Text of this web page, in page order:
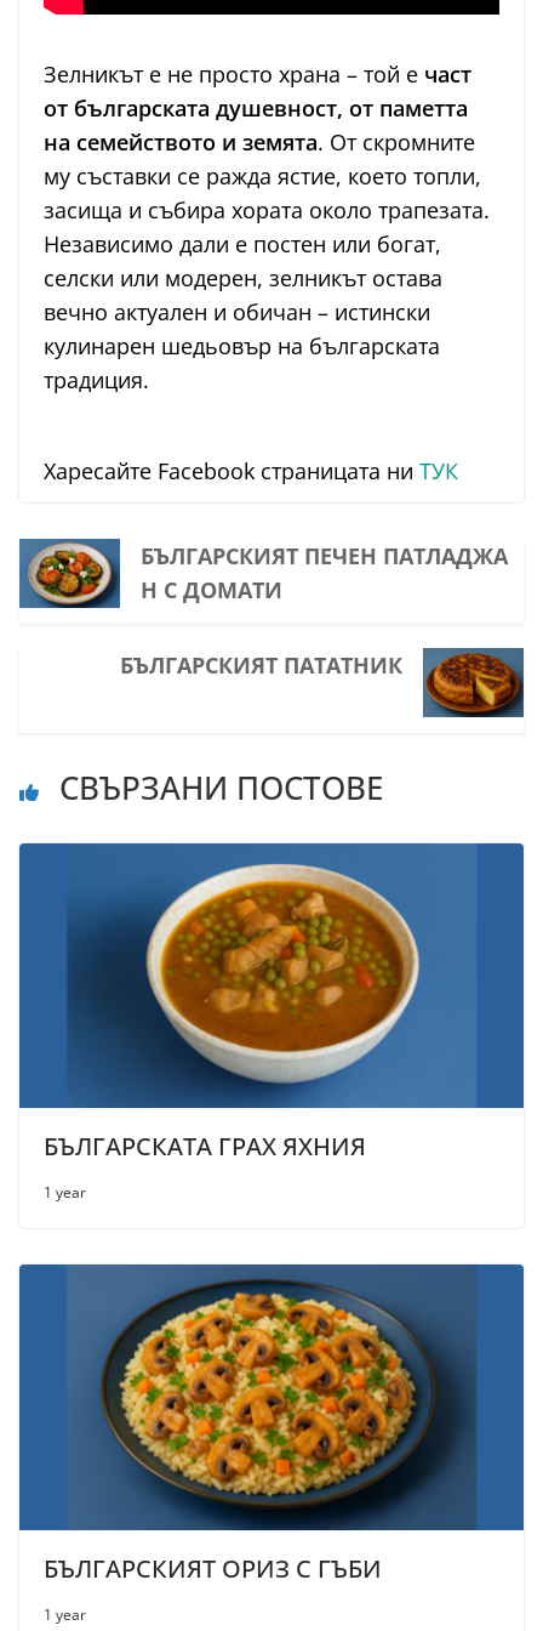
Зелникът е не просто храна – той е част
от българската душевност, от паметта
на семейството и земята. От скромните
му съставки се ражда ястие, което топли,
засища и събира хората около трапезата.
Независимо дали е постен или богат,
селски или модерен, зелникът остава
вечно актуален и обичан – истински
кулинарен шедьовър на българската
традиция.
Харесайте Facebook страницата ни ТУК
БЪЛГАРСКИЯТ ПЕЧЕН ПАТЛАДЖА
Н С ДОМАТИ
БЪЛГАРСКИЯТ ПАТАТНИК
СВЪРЗАНИ ПОСТОВЕ
БЪЛГАРСКАТА ГРАХ ЯХНИЯ
1 year
БЪЛГАРСКИЯТ ОРИЗ С ГЪБИ
1 year